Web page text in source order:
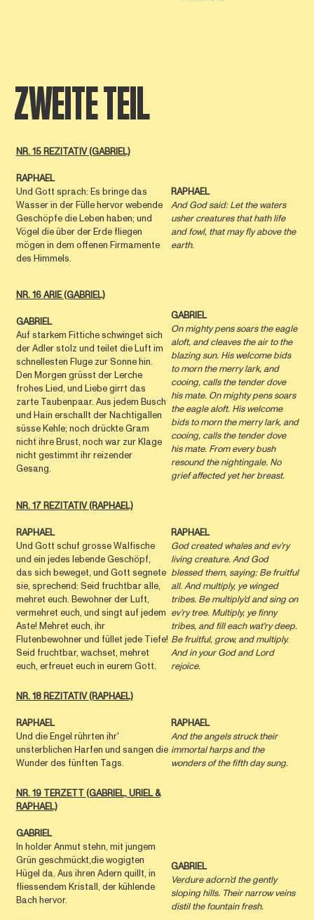
ZWEITE TEIL
NR. 15 REZITATIV (GABRIEL)
RAPHAEL
Und Gott sprach: Es bringe das
Wasser in der Fülle hervor webende
Geschöpfe die Leben haben; und
Vögel die über der Erde fliegen
mögen in dem offenen Firmamente
des Himmels.
RAPHAEL
And God said: Let the waters
usher creatures that hath life
and fowl, that may ﬂy above the
earth.
NR. 16 ARIE (GABRIEL)
GABRIEL
Auf starkem Fittiche schwinget sich
der Adler stolz und teilet die Luft im
schnellesten Fluge zur Sonne hin.
Den Morgen grüsst der Lerche
frohes Lied, und Liebe girrt das
zarte Taubenpaar. Aus jedem Busch
und Hain erschallt der Nachtigallen
süsse Kehle; noch drückte Gram
nicht ihre Brust, noch war zur Klage
nicht gestimmt ihr reizender
Gesang.
GABRIEL
On mighty pens soars the eagle
aloft, and cleaves the air to the
blazing sun. His welcome bids
to morn the merry lark, and
cooing, calls the tender dove
his mate. On mighty pens soars
the eagle aloft. His welcome
bids to morn the merry lark, and
cooing, calls the tender dove
his mate. From every bush
resound the nightingale. No
grief affected yet her breast.
NR. 17 REZITATIV (RAPHAEL)
RAPHAEL
Und Gott schuf grosse Walfische
und ein jedes lebende Geschöpf,
das sich beweget, und Gott segnete
sie, sprechend: Seid fruchtbar alle,
mehret euch. Bewohner der Luft,
vermehret euch, und singt auf jedem
Aste! Mehret euch, ihr
Flutenbewohner und füllet jede Tiefe!
Seid fruchtbar, wachset, mehret
euch, erfreuet euch in eurem Gott.
RAPHAEL
God created whales and ev’ry
living creature. And God
blessed them, saying: Be fruitful
all. And multiply, ye winged
tribes. Be multiply’d and sing on
ev’ry tree. Multiply, ye ﬁnny
tribes, and ﬁll each wat'ry deep.
Be fruitful, grow, and multiply.
And in your God and Lord
rejoice.
NR. 18 REZITATIV (RAPHAEL)
RAPHAEL
Und die Engel rührten ihr'
unsterblichen Harfen und sangen die
Wunder des fünften Tags.
RAPHAEL
And the angels struck their
immortal harps and the
wonders of the ﬁfth day sung.
NR. 19 TERZETT (GABRIEL, URIEL &
RAPHAEL)
GABRIEL
In holder Anmut stehn, mit jungem
Grün geschmückt,die wogigten
Hügel da. Aus ihren Adern quillt, in
fliessendem Kristall, der kühlende
Bach hervor.
GABRIEL
Verdure adorn’d the gently
sloping hills. Their narrow veins
distil the fountain fresh.